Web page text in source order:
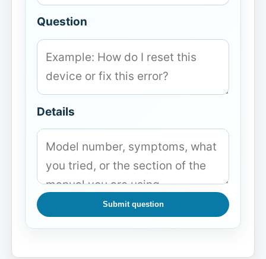
Question
Details
Submit question